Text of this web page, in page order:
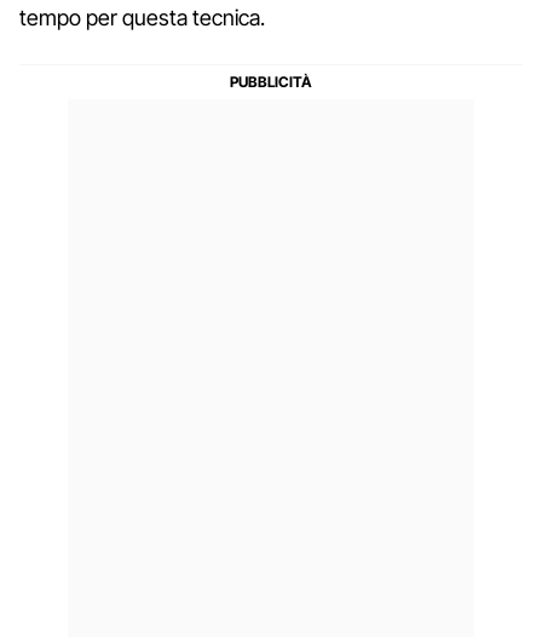
tempo per questa tecnica.